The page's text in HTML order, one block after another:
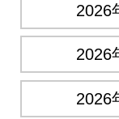
2026
2026
2026